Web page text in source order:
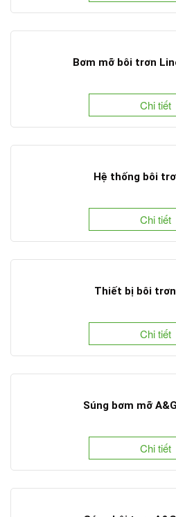
Bơm mỡ bôi trơn
Chi tiết
Hệ thống bôi
Chi tiết
Thiết bị bôi
Chi tiết
Súng bơm mỡ
Chi tiết